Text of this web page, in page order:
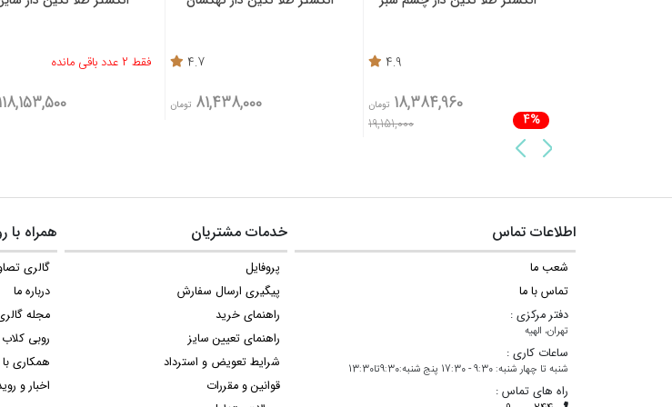
18,384,960 تومان 81,438,000 تومان
فقط 2 عدد باقی مانده 5
118,153,500 تومان
اطلاعات تماس
شعب ما
تماس با ما
دفتر مرکزی :
تهران، الهیه
ساعات کاری :
شنبه تا چهار شنبه: 9:30 - 17:30 پنج شنبه:9:30تا13:30
راه های تماس :
خدمات مشتریان
پروفایل
پیگیری ارسال سفارش
راهنمای خرید
راهنمای تعیین سایز
شرایط تعویض و استرداد
قوانین و مقررات
همراه با
گالری
درباره ما
مجله
روبی کلاب
همکاری با
اخبار و